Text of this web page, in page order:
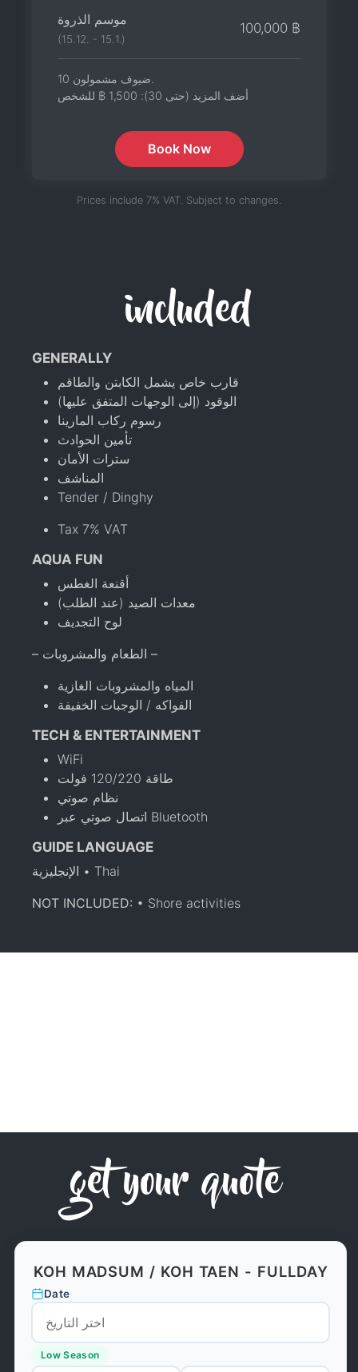
موسم الذروة
(15.12. - 15.1.)
100,000 ฿
أضف المزيد (حتى 30):
1,500 ฿ للشخص
Book Now
Prices include 7% VAT. Subject to changes.
included
GENERALLY
قارب خاص يشمل الكابتن والطاقم
الوقود (إلى الوجهات المتفق عليها)
رسوم ركاب المارينا
تأمين الحوادث
سترات الأمان
المناشف
Tender / Dinghy
Tax 7% VAT
AQUA FUN
أقنعة الغطس
معدات الصيد (عند الطلب)
لوح التجديف
– الطعام والمشروبات –
المياه والمشروبات الغازية
الفواكه / الوجبات الخفيفة
TECH & ENTERTAINMENT
WiFi
طاقة 120/220 فولت
نظام صوتي
اتصال صوتي عبر Bluetooth
GUIDE LANGUAGE
الإنجليزية • Thai
NOT INCLUDED: • Shore activities
get your quote
KOH MADSUM / KOH TAEN - FULLDAY
Date
Low Season